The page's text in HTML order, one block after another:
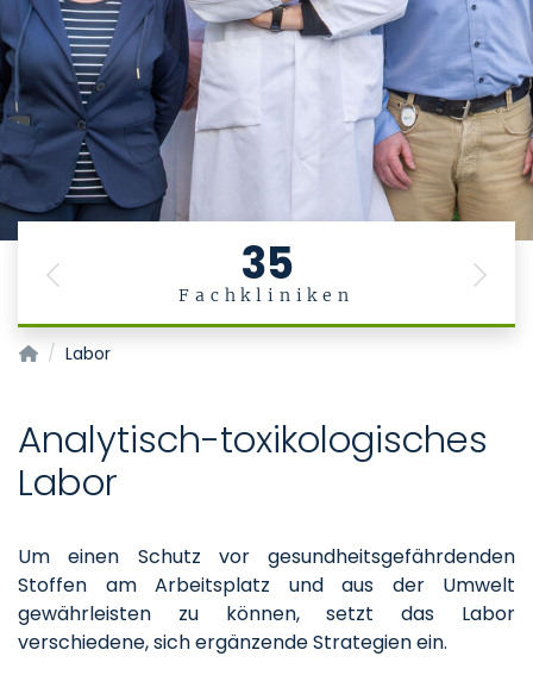
35
Fachkliniken
Previous Next
Institute for Occupational, Social and Environmental
Labor
Analytisch-toxikologisches
Labor
Um einen Schutz vor gesundheitsgefährdenden
Stoffen am Arbeitsplatz und aus der Umwelt
gewährleisten zu können, setzt das Labor
verschiedene, sich ergänzende Strategien ein.